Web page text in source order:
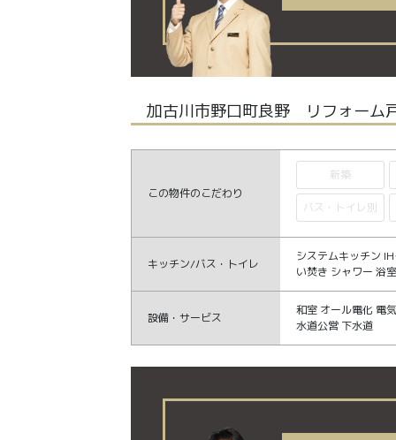
加古川市野口町良野 リフォーム
この物件のこだわり
新築
バス・トイレ別
キッチン/バス・トイレ
システムキッチン
い焚き シャワー 浴
設備・サービス
和室 オール電化 電
水道公営 下水道